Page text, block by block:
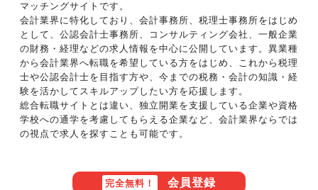
マッチングサイトです。
会計業界に特化しており、会計事務所、税理士事務所をはじめ
として、公認会計士事務所、コンサルティング会社、一般企業
の財務・経理などの求人情報を中心に公開しています。異業種
から会計業界へ転職を希望している方をはじめ、これから税理
士や公認会計士を目指す方や、今までの税務・会計の知識・経
験を活かしてスキルアップしたい方を応援します。
総合転職サイトとは違い、独立開業を支援している企業や資格
学校への通学を考慮してもらえる企業など、会計業界ならでは
の視点で求人を探すことも可能です。
完全無料！ 会員登録